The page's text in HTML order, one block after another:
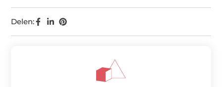
Delen: